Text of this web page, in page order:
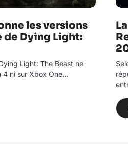
les versions
de Dying Light:
Light: The Beast ne
4 ni sur Xbox One…